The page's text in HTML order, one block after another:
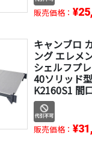
販売価格：
キャンブロ
ング エレメ
シェルフプ
40ソリッド
K2160S1 間
販売価格：